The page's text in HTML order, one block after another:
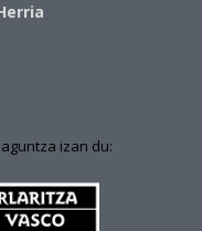
izan du: